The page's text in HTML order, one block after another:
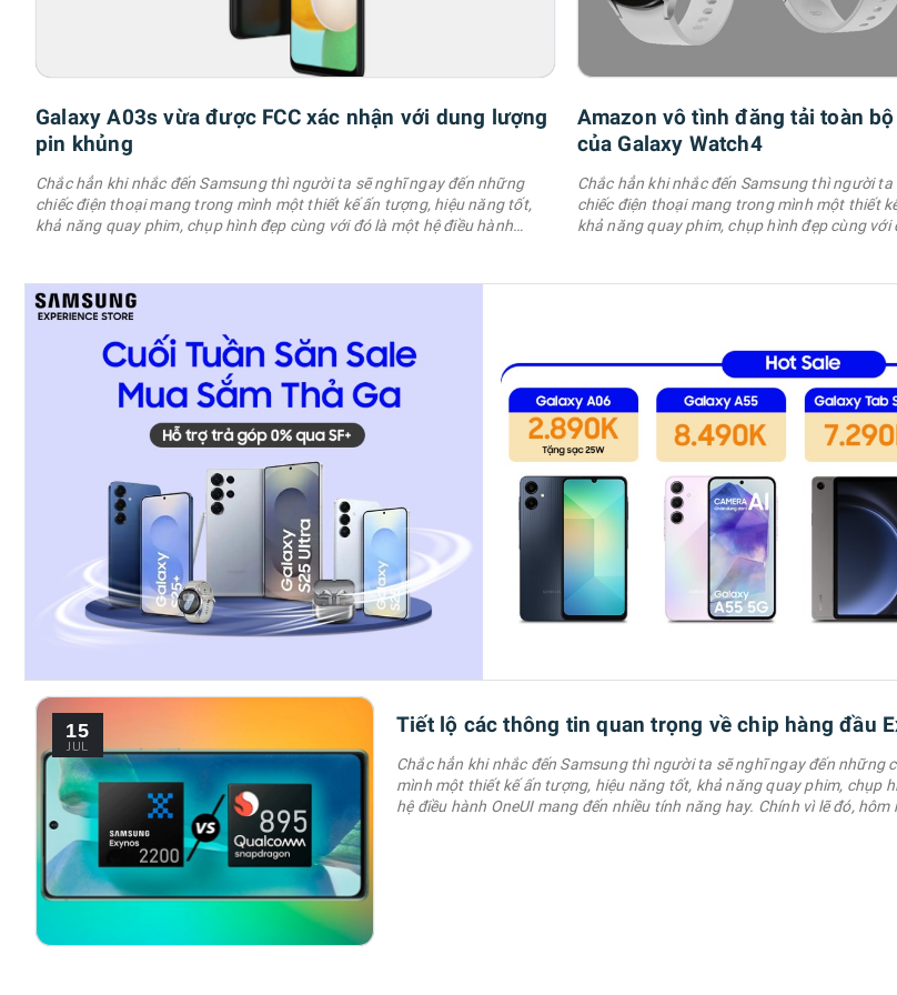
Galaxy A03s vừa được FCC xác nhận với dung lượng
pin khủng
Chắc hẳn khi nhắc đến Samsung thì người ta sẽ nghĩ ngay đến những
chiếc điện thoại mang trong mình một thiết kế ấn tượng, hiệu năng tốt,
khả năng quay phim, chụp hình đẹp cùng với đó là một hệ điều hành
ích. 1. Bật …
Amazon vô tình đăng tải toàn
của Galaxy Watch4
Chắc hẳn khi nhắc đến Samsung thì người
chiếc điện thoại mang trong mình một thiết
khả năng quay phim, chụp hình đẹp cùng với
ích. 1. Bật …
15
JUL
Tiết lộ các thông tin quan trọng về chip hàng đầu
Chắc hẳn khi nhắc đến Samsung thì người ta sẽ nghĩ ngay đến những
mình một thiết kế ấn tượng, hiệu năng tốt, khả năng quay phim, chụp
hệ điều hành OneUI mang đến nhiều tính năng hay. Chính vì lẽ đó,